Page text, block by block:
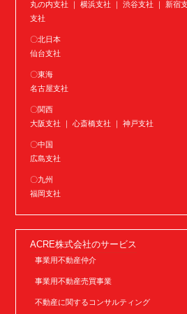
丸の内支社 ｜ 横浜支社 ｜ 渋谷支社 ｜ 新宿
支社
〇北日本
仙台支社
〇東海
名古屋支社
〇関西
大阪支社 ｜ 心斎橋支社 ｜ 神戸支社
〇中国
広島支社
〇九州
福岡支社
ACRE株式会社のサービス
事業用不動産仲介
事業用不動産売買事業
不動産に関するコンサルティング